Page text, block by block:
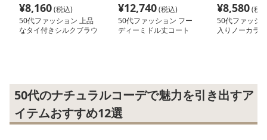
¥8,160(税込)
50代ファッション 上品
なタイ付きシルクブラウ
¥12,740(税込)
50代ファッション フー
ディーミドル丈コート
¥8,580(税
50代ファッシ
入りノーカラ
50代のナチュラルコーデで魅力を引き出すア
イテムおすすめ12選